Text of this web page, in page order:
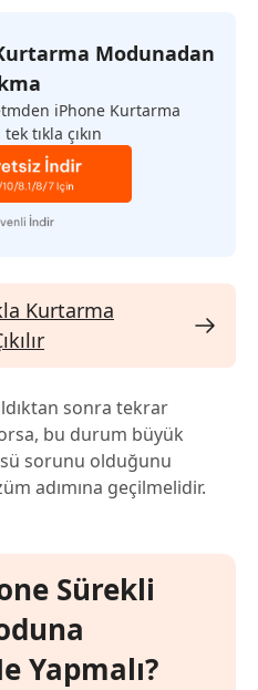
Modunadan
iPhone Kurtarma
tıkla çıkın
Kurtarma
sonra tekrar
bu durum büyük
sorunu olduğunu
adımına geçilmelidir.
Sürekli
Yapmalı?